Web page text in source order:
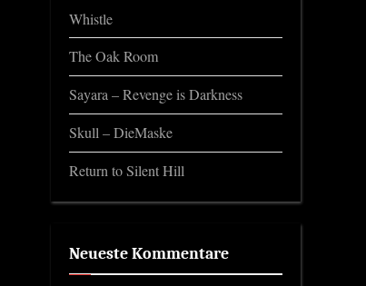
Whistle
The Oak Room
Sayara – Revenge is Darkness
Skull – DieMaske
Return to Silent Hill
Neueste Kommentare